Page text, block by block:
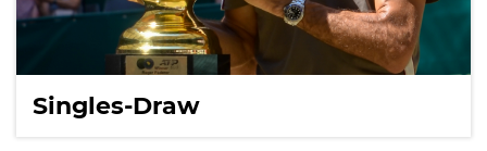
Singles-Draw